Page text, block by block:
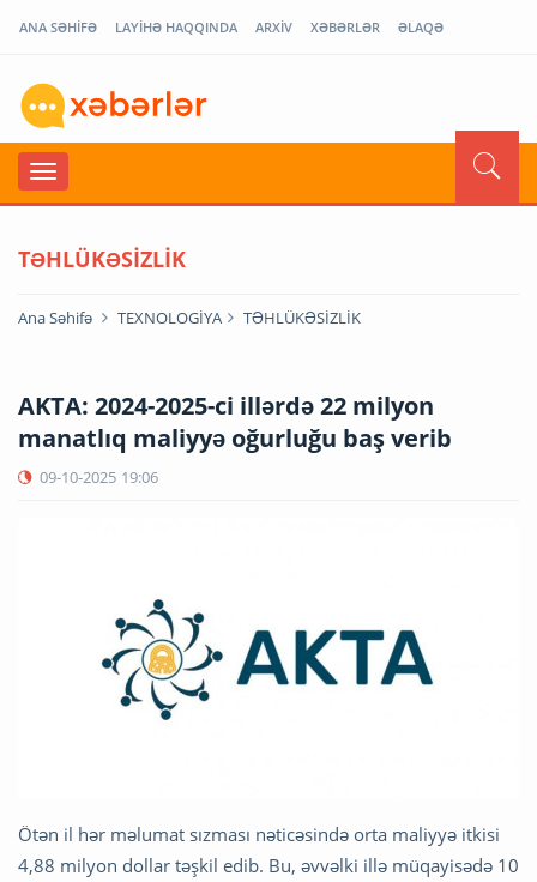
ANA SƏHİFƏ LAYİHƏ HAQQINDA ARXİV XƏBƏRLƏR ƏLAQƏ
TƏHLÜKƏSİZLİK
Ana Səhifə TEXNOLOGİYA TƏHLÜKƏSİZLİK
AKTA: 2024-2025-ci illərdə 22 milyon
manatlıq maliyyə oğurluğu baş verib
09-10-2025 19:06
Ötən il hər məlumat sızması nəticəsində orta maliyyə itkisi
4,88 milyon dollar təşkil edib. Bu, əvvəlki illə müqayisədə 10